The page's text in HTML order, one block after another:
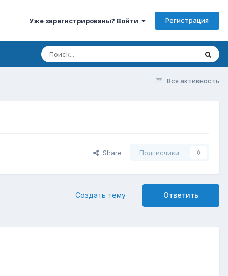
Уже зарегистрированы? Войти Регистрация
Вся активность
Share Подписчики 0
Ответить
Создать тему